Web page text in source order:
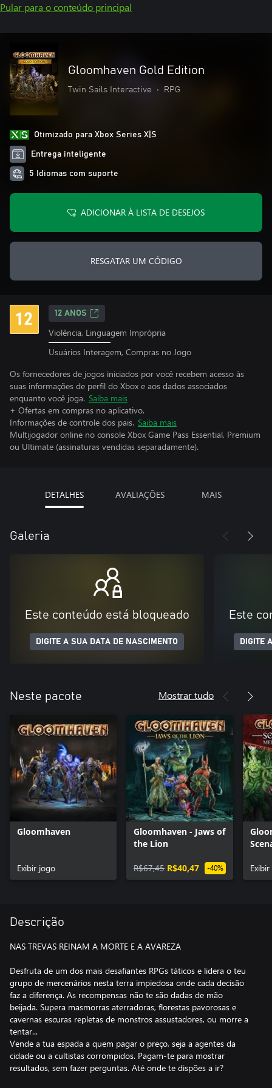
Pular para o conteúdo principal
Gloomhaven Gold Edition
Twin Sails Interactive • RPG
Otimizado para Xbox Series X|S
Entrega inteligente
5 Idiomas com suporte
ADICIONAR À LISTA DE DESEJOS
RESGATAR UM CÓDIGO
12 ANOS
Violência, Linguagem Imprópria
Usuários Interagem, Compras no Jogo
Os fornecedores de jogos iniciados por você recebem acesso às
suas informações de perfil do Xbox e aos dados associados
enquanto você joga. Saiba mais
+ Ofertas em compras no aplicativo.
Informações de controle dos pais. Saiba mais
Multijogador online no console Xbox Game Pass Essential, Premium
ou Ultimate (assinaturas vendidas separadamente).
DETALHES AVALIAÇÕES MAIS
Galeria
Este conteúdo está bloqueado
DIGITE A SUA DATA DE NASCIMENTO
Este
DIGITE
Neste pacote Mostrar tudo
Gloomhaven
Exibir jogo
Gloomhaven - Jaws of
the Lion
R$67,45 R$40,47 -40%
Descrição
NAS TREVAS REINAM A MORTE E A AVAREZA
Desfruta de um dos mais desafiantes RPGs táticos e lidera o teu
grupo de mercenários nesta terra impiedosa onde cada decisão
faz a diferença. As recompensas não te são dadas de mão
beijada. Supera masmorras aterradoras, florestas pavorosas e
cavernas escuras repletas de monstros assustadores, ou morre a
tentar...
Vende a tua espada a quem pagar o preço, seja a agentes da
cidade ou a cultistas corrompidos. Pagam-te para mostrar
resultados, sem fazer perguntas. Até onde te dispões a ir?